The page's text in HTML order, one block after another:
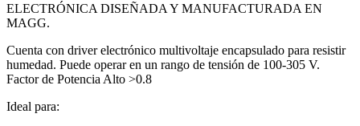
ELECTRÓNICA DISEÑADA Y MANUFACTURADA EN
MAGG.
Cuenta con driver electrónico multivoltaje encapsulado para resistir
humedad. Puede operar en un rango de tensión de 100-305 V.
Factor de Potencia Alto >0.8
Ideal para: